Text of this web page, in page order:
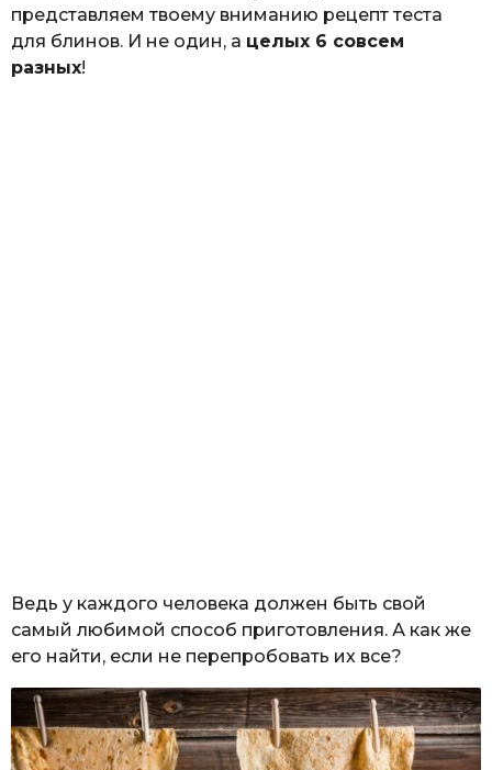
представляем твоему вниманию рецепт теста
для блинов. И не один, а целых 6 совсем
разных!
Ведь у каждого человека должен быть свой
самый любимой способ приготовления. А как же
его найти, если не перепробовать их все?